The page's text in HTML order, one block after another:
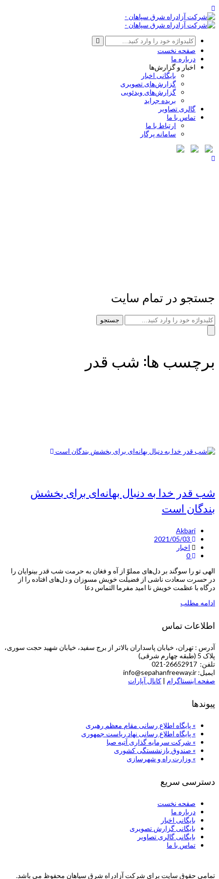
صفحه نخست
درباره ما
اخبار و گزارش‌ها
بایگانی اخبار
گزارش‌های تصویری
گزارش‌های ویدئویی
بریده جراید
گالری تصاویر
تماس با ما
ارتباط با ما
سامانه پرگار
جستجو در تمام سایت
جستجو
برچسب ها: شب قدر
شب قدر خدا به دنبال بهانه‌ای برای بخشش
بندگان است
Akbari
اخبار
الهی تو را سوگند بر دل‌های مملوّ از آه و فغان به حرمت شب قدر بینوایان را
در حسرت سعادت ناشی از فضیلت خویش مسوزان و دل‌های افتاده را از
درگاه با عظمت خویش نا امید مفرما التماس دعا
ادامه مطلب
اطلاعات تماس
آدرس : تهران، خیابان پاسداران بالاتر از برج سفید، خیابان شهید حجت سوری،
پلاک 5 (طبقه چهارم شرقی)
تلفن: 26652917-021
ایمیل: info@sepahanfreeway.ir
صفحه اینستاگرام | کانال آپارات
پیوندها
» پایگاه اطلاع رسانی مقام معظم رهبری
» پایگاه اطلاع رسانی نهاد ریاست جمهوری
» شركت سرمایه گذاری آتیه صبا
» صندوق بازنشستگی کشوری
» وزارت راه و شهرسازی
دسترسی سریع
صفحه نخست
درباره ما
بایگانی اخبار
بایگانی گزارش تصویری
بایگانی گالری تصاویر
تماس با ما
تمامی حقوق سایت برای شرکت آزادراه شرق سپاهان محفوظ می باشد.